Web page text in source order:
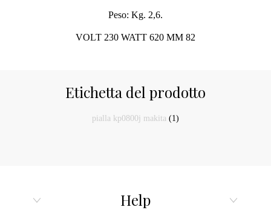
Peso: Kg. 2,6.
VOLT 230 WATT 620 MM 82
Etichetta del prodotto
pialla kp0800j makita (1)
Help